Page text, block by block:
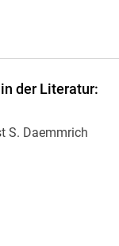
der Literatur:
S. Daemmrich